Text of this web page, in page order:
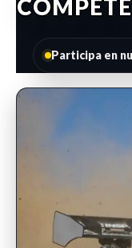
Participa en
INSCRIPCIONES